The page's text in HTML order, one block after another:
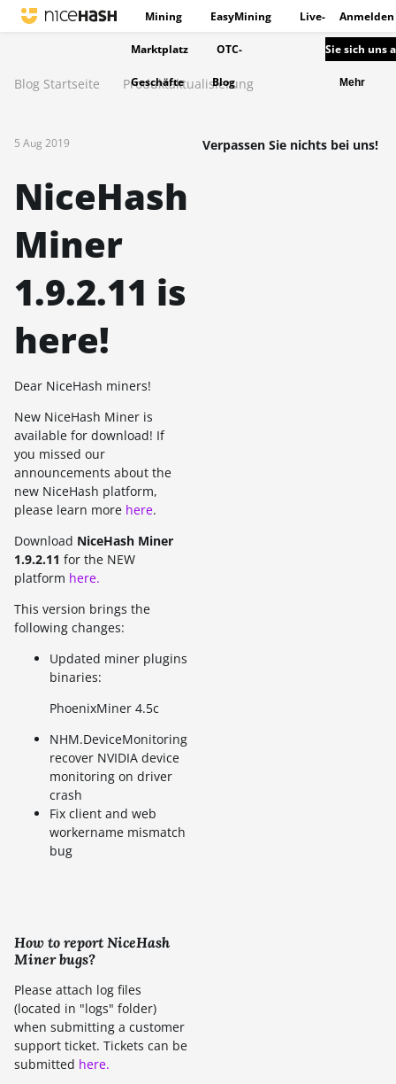
Mining EasyMining Live-
Marktplatz OTC-
Geschäfte Blog
Anmelden
Sie sich uns
Mehr
Blog Startseite Produktaktualisierung
5 Aug 2019
NiceHash
Miner
1.9.2.11 is
here!
Dear NiceHash miners!
New NiceHash Miner is
available for download! If
you missed our
announcements about the
new NiceHash platform,
please learn more here.
Download NiceHash Miner
1.9.2.11 for the NEW
platform here.
This version brings the
following changes:
Updated miner plugins
binaries:
PhoenixMiner 4.5c
NHM.DeviceMonitoring
recover NVIDIA device
monitoring on driver
crash
Fix client and web
workername mismatch
bug
How to report NiceHash
Miner bugs?
Please attach log files
(located in "logs" folder)
when submitting a customer
support ticket. Tickets can be
submitted here.
Verpassen Sie nichts bei uns!